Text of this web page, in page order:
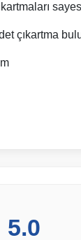
çıkartma
5.0